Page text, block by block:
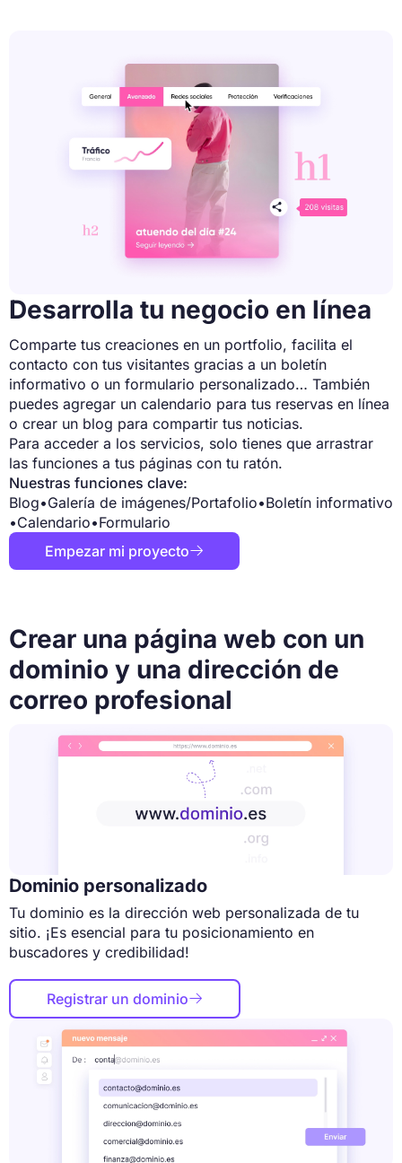
Desarrolla tu negocio en línea
Comparte tus creaciones en un portfolio, facilita el
contacto con tus visitantes gracias a un boletín
informativo o un formulario personalizado… También
puedes agregar un calendario para tus reservas en línea
o crear un blog para compartir tus noticias.
Para acceder a los servicios, solo tienes que arrastrar
las funciones a tus páginas con tu ratón.
Nuestras funciones clave:
Blog•Galería de imágenes/Portafolio•Boletín informativo
•Calendario•Formulario

Empezar mi proyecto
Crear una página web con un
dominio y una dirección de
correo profesional
Dominio personalizado
Tu dominio es la dirección web personalizada de tu
sitio. ¡Es esencial para tu posicionamiento en
buscadores y credibilidad!

Registrar un dominio